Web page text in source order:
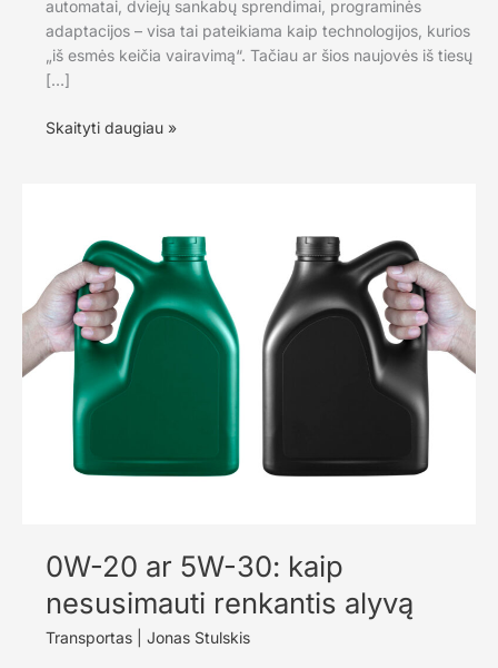
automatai, dviejų sankabų sprendimai, programinės
adaptacijos – visa tai pateikiama kaip technologijos, kurios
„iš esmės keičia vairavimą“. Tačiau ar šios naujovės iš tiesų
[…]
Pavarų
vairavimo
pojūtį
ir
ar
verta
tikėti
Skaityti daugiau »
0W-20 ar 5W-30: kaip
nesusimauti renkantis alyvą
Transportas Jonas Stulskis